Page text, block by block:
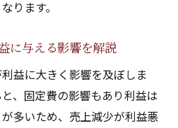
ります。
に与える影響を解説
益に大きく影響を及ぼしま
、固定費の影響もあり利益は
多いため、売上減少が利益悪